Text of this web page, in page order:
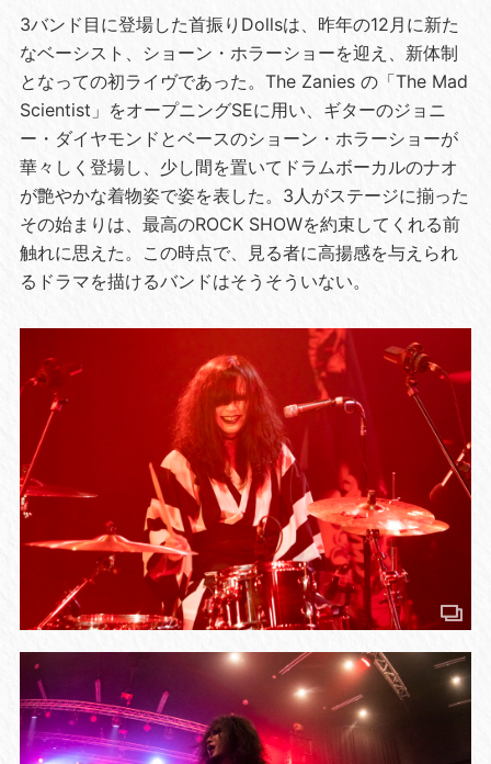
3バンド目に登場した首振りDollsは、昨年の12月に新た
なベーシスト、ショーン・ホラーショーを迎え、新体制
となっての初ライヴであった。The Zanies の「The Mad
Scientist」をオープニングSEに用い、ギターのジョニ
ー・ダイヤモンドとベースのショーン・ホラーショーが
華々しく登場し、少し間を置いてドラムボーカルのナオ
が艶やかな着物姿で姿を表した。3人がステージに揃った
その始まりは、最高のROCK SHOWを約束してくれる前
触れに思えた。この時点で、見る者に高揚感を与えられ
るドラマを描けるバンドはそうそういない。